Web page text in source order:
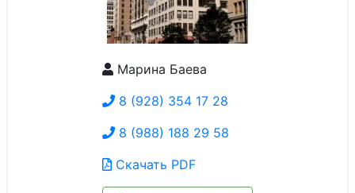
Марина Баева
8 (928) 354 17 28
8 (988) 188 29 58
Скачать PDF